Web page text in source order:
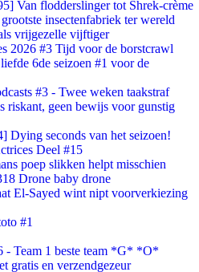
Van flodderslinger tot Shrek-crème
insectenfabriek ter wereld
vrijgezelle vijftiger
2026 #3 Tijd voor de borstcrawl
6de seizoen #1 voor de
#3 - Twee weken taakstraf
riskant, geen bewijs voor gunstig
Dying seconds van het seizoen!
Deel #15
poep slikken helpt misschien
Drone baby drone
El-Sayed wint nipt voorverkiezing
#1
- Team 1 beste team *G* *O*
gratis en verzendgezeur